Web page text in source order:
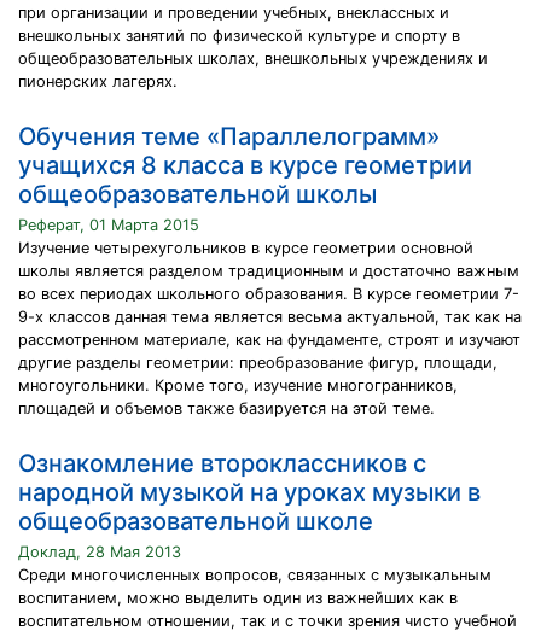
при организации и проведении учебных, внеклассных и
внешкольных занятий по физической культуре и спорту в
общеобразовательных школах, внешкольных учреждениях и
пионерских лагерях.
Обучения теме «Параллелограмм»
учащихся 8 класса в курсе геометрии
общеобразовательной школы
Реферат, 01 Марта 2015
Изучение четырехугольников в курсе геометрии основной
школы является разделом традиционным и достаточно важным
во всех периодах школьного образования. В курсе геометрии 7-
9-х классов данная тема является весьма актуальной, так как на
рассмотренном материале, как на фундаменте, строят и изучают
другие разделы геометрии: преобразование фигур, площади,
многоугольники. Кроме того, изучение многогранников,
площадей и объемов также базируется на этой теме.
Ознакомление второклассников с
народной музыкой на уроках музыки в
общеобразовательной школе
Доклад, 28 Мая 2013
Среди многочисленных вопросов, связанных с музыкальным
воспитанием, можно выделить один из важнейших как в
воспитательном отношении, так и с точки зрения чисто учебной